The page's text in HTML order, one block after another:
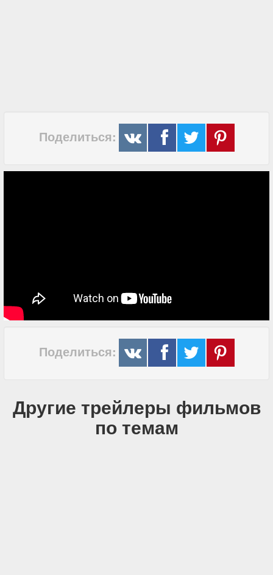
Поделиться:
Поделиться:
Другие трейлеры фильмов
по темам